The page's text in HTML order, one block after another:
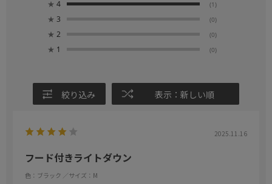
★ 4 (1)
★ 3 (0)
★ 2 (0)
★ 1 (0)
絞り込み 表示：新しい順
2025.11.16
フード付きライトダウン
色：ブラック ／サイズ：M